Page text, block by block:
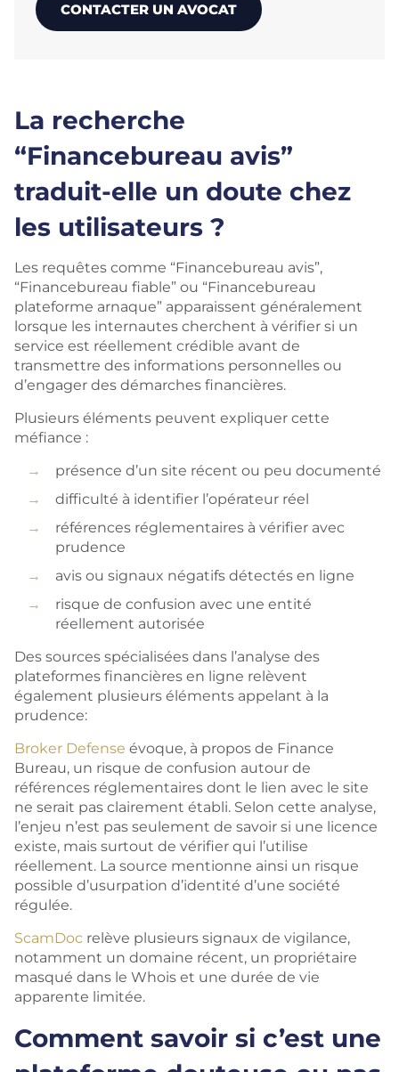
CONTACTER UN AVOCAT
La recherche
“Financebureau avis”
traduit-elle un doute chez
les utilisateurs ?
Les requêtes comme “Financebureau avis”,
“Financebureau fiable” ou “Financebureau
plateforme arnaque” apparaissent généralement
lorsque les internautes cherchent à vérifier si un
service est réellement crédible avant de
transmettre des informations personnelles ou
d’engager des démarches financières.
Plusieurs éléments peuvent expliquer cette
méfiance :
présence d’un site récent ou peu documenté
difficulté à identifier l’opérateur réel
références réglementaires à vérifier avec
prudence
avis ou signaux négatifs détectés en ligne
risque de confusion avec une entité
réellement autorisée
Des sources spécialisées dans l’analyse des
plateformes financières en ligne relèvent
également plusieurs éléments appelant à la
prudence:
Broker Defense évoque, à propos de Finance
Bureau, un risque de confusion autour de
références réglementaires dont le lien avec le site
ne serait pas clairement établi. Selon cette analyse,
l’enjeu n’est pas seulement de savoir si une licence
existe, mais surtout de vérifier qui l’utilise
réellement. La source mentionne ainsi un risque
possible d’usurpation d’identité d’une société
régulée.
ScamDoc relève plusieurs signaux de vigilance,
notamment un domaine récent, un propriétaire
masqué dans le Whois et une durée de vie
apparente limitée.
Comment savoir si c’est une